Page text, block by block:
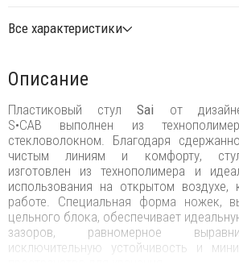
Все характеристики
Описание
Пластиковый стулSai от
S•CAB выполнен из
стекловолокном. Благодаря
чистым линиям и комфорту,
изготовлен из технополимера и
использования на открытом
работе. Специальная форма ножек,
цельного блока, обеспечивает
зазоров, равномерное
исключительную устойчивость и